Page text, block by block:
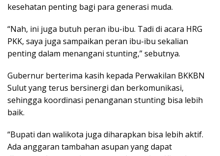
kesehatan penting bagi para generasi muda.
“Nah, ini juga butuh peran ibu-ibu. Tadi di acara HRG
PKK, saya juga sampaikan peran ibu-ibu sekalian
penting dalam menangani stunting,” sebutnya.
Gubernur berterima kasih kepada Perwakilan BKKBN
Sulut yang terus bersinergi dan berkomunikasi,
sehingga koordinasi penanganan stunting bisa lebih
baik.
“Bupati dan walikota juga diharapkan bisa lebih aktif.
Ada anggaran tambahan asupan yang dapat